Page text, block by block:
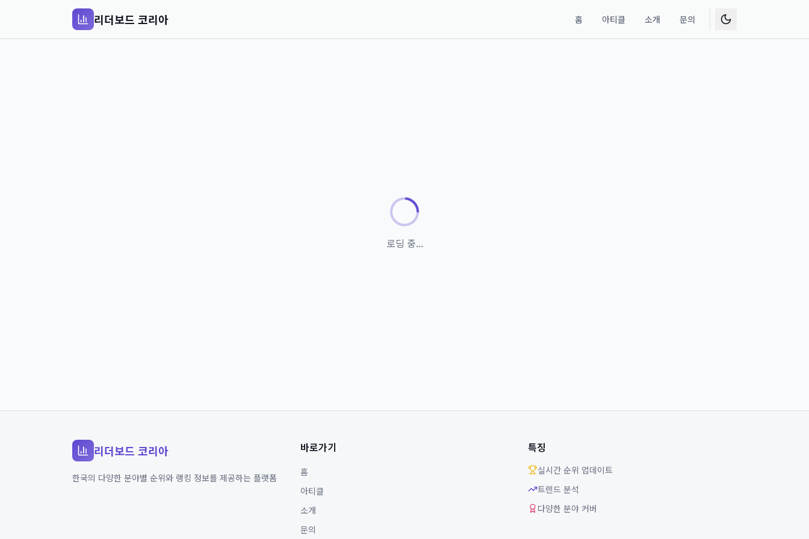
리더보드 코리아 홈 아티클 소개 문의
로딩 중...
리더보드 코리아
한국의 다양한 분야별 순위와 랭킹 정보를 제공하는 플랫폼
바로가기
홈
아티클
소개
문의
특징
실시간 순위 업데이트
트렌드 분석
다양한 분야 커버